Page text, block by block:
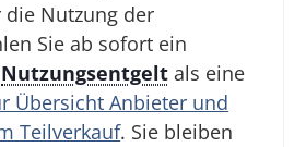
Nutzung der
Sie ab sofort ein
Nutzungsentgelt als eine
Übersicht Anbieter und
Teilverkauf. Sie bleiben